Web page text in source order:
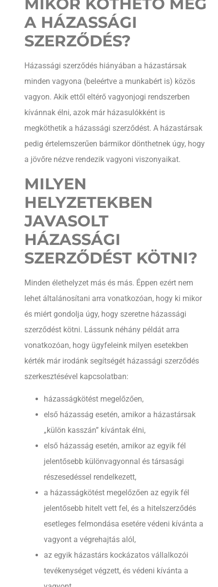
MIKOR KÖTHETŐ MEG
A HÁZASSÁGI
SZERZŐDÉS?
Házassági szerződés hiányában a házastársak
minden vagyona (beleértve a munkabért is) közös
vagyon. Akik ettől eltérő vagyonjogi rendszerben
kívánnak élni, azok már házasulókként is
megköthetik a házassági szerződést. A házastársak
pedig értelemszerűen bármikor dönthetnek úgy, hogy
a jövőre nézve rendezik vagyoni viszonyaikat.
MILYEN
HELYZETEKBEN
JAVASOLT
HÁZASSÁGI
SZERZŐDÉST KÖTNI?
Minden élethelyzet más és más. Éppen ezért nem
lehet általánosítani arra vonatkozóan, hogy ki mikor
és miért gondolja úgy, hogy szeretne házassági
szerződést kötni. Lássunk néhány példát arra
vonatkozóan, hogy ügyfeleink milyen esetekben
kérték már irodánk segítségét házassági szerződés
szerkesztésével kapcsolatban:
házasságkötést megelőzően,
első házasság esetén, amikor a házastársak
„külön kasszán” kívántak élni,
első házasság esetén, amikor az egyik fél
jelentősebb különvagyonnal és társasági
részesedéssel rendelkezett,
a házasságkötést megelőzően az egyik fél
jelentősebb hitelt vett fel, és a hitelszerződés
esetleges felmondása esetére védeni kívánta a
vagyont a végrehajtás alól,
az egyik házastárs kockázatos vállalkozói
tevékenységet végzett, és védeni kívánta a